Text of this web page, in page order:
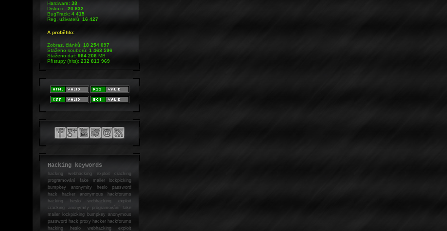
Hardware:38
Diskuze:20 632
BugTrack:4 415
Reg. uživatelů:16 427
A proběhlo:
Zobraz. článků:18 254 097
Staženo souborů:1 463 596
Staženo dat:964 206MB
Přístupy (hits):232 813 969
Hacking keywords
hackingwebhacking exploit cracking
programování fake mailer lockpicking
bumpkey anonymity heslo password
hackhacker anonymous hackforums
hackingheslo webhacking exploit
cracking anonymity programování fake
mailer lockpicking bumpkey anonymous
password hack proxy hacker hackforums
hacking heslo webhacking exploit